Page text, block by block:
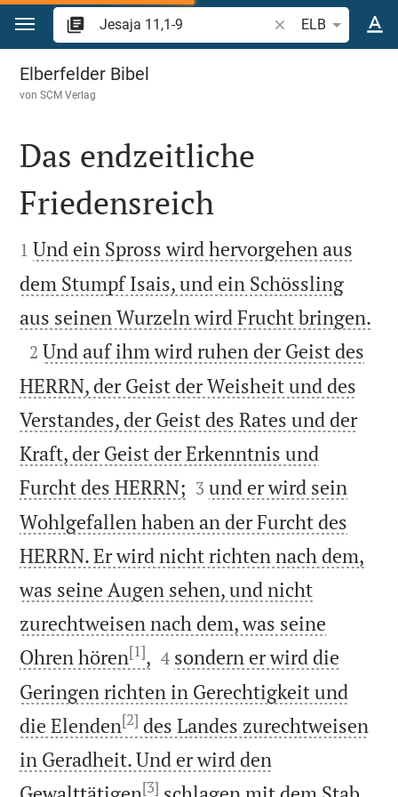
Zum Inhalt springen
Bibelstelle oder
ELB
Jesaja 11
Elberfelder Bibel
vonSCM Verlag

Das endzeitliche
Friedensreich

1 Und ein Spross wird hervorgehen aus
dem Stumpf Isais, und ein Schössling
aus seinen Wurzeln wird Frucht bringen.

2 Und auf ihm wird ruhen der Geist des
HERRN, der Geist der Weisheit und des
Verstandes, der Geist des Rates und der
Kraft, der Geist der Erkenntnis und
Furcht des HERRN; 

3 und er wird sein
Wohlgefallen haben an der Furcht des
HERRN. Er wird nicht richten nach dem,
was seine Augen sehen, und nicht
zurechtweisen nach dem, was seine
Ohren hören[1], 

4 sondern er wird die
Geringen richten in Gerechtigkeit und
die Elenden[2] des Landes zurechtweisen
in Geradheit. Und er wird den
[3]